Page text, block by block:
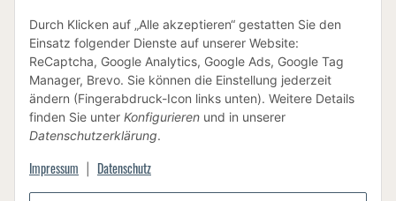
Durch Klicken auf „Alle akzeptieren“ gestatten Sie den
Einsatz folgender Dienste auf unserer Website:
ReCaptcha, Google Analytics, Google Ads, Google Tag
Manager, Brevo. Sie können die Einstellung jederzeit
ändern (Fingerabdruck-Icon links unten). Weitere Details
finden Sie unter Konfigurieren und in unserer
Datenschutzerklärung.
Impressum Datenschutz
BEWUSSTE VERPACKUNG